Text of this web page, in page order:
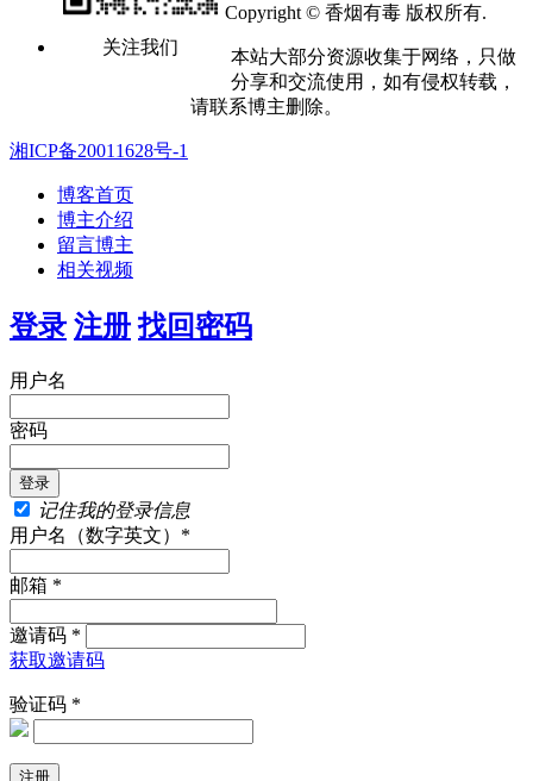
关注我们
Copyright © 香烟有毒 版权所有.
本站大部分资源收集于网络，只做
分享和交流使用，如有侵权转载，
请联系博主删除。
湘ICP备20011628号-1
博客首页
博主介绍
留言博主
相关视频
登录 注册 找回密码
用户名
密码
记住我的登录信息
用户名（数字英文）*
邮箱 *
邀请码 *
获取邀请码
验证码 *